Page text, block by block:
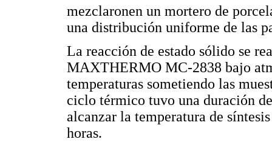
mezclaronen un mortero de
una distribución uniforme de las
La reacción de estado sólido se
MAXTHERMO MC-2838 bajo
temperaturas sometiendo las
ciclo térmico tuvo una duración
alcanzar la temperatura de
horas.